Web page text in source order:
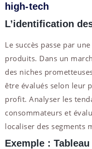
high-tech
L’identification
Le succès passe par
produits. Dans un
des niches
être évalués selon leur
profit. Analyser les
consommateurs et
localiser des segments
Exemple :